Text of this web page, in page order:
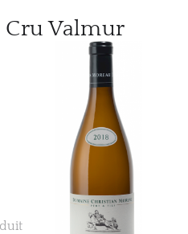
Cru Valmur